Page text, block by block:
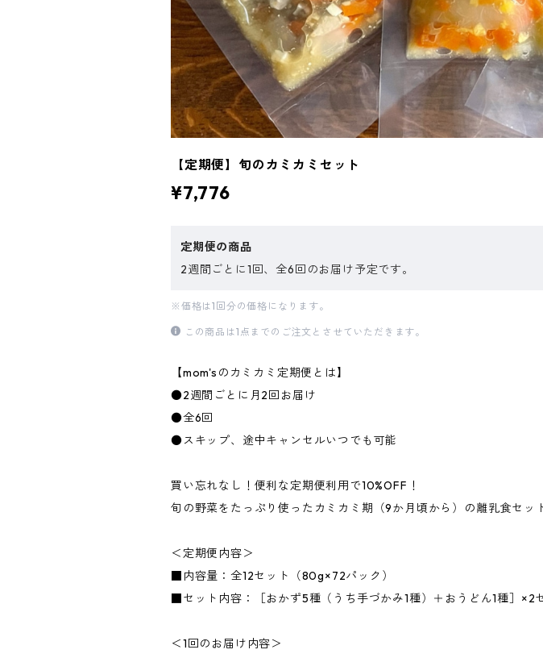
【定期便】旬のカミカミセット
¥7,776
定期便の商品
2週間ごとに1回、全6回のお届け予定です。
※価格は1回分の価格になります。
この商品は1点までのご注文とさせていただきます。
【mom'sのカミカミ定期便とは】
●2週間ごとに月2回お届け
●全6回
●スキップ、途中キャンセルいつでも可能
買い忘れなし！便利な定期便利用で10%OFF！
旬の野菜をたっぷり使ったカミカミ期（9か月頃から）の離乳食セッ
＜定期便内容＞
■内容量：全12セット（80g×72パック）
■セット内容：［おかず5種（うち手づかみ1種）＋おうどん1種］×2
＜1回のお届け内容＞